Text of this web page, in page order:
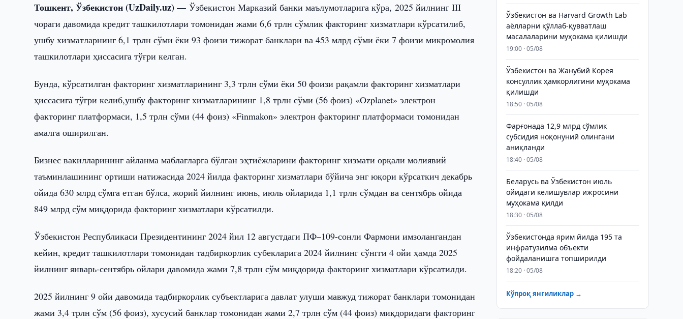
Тошкент, Ўзбекистон (UzDaily.uz) —Ўзбекистон Марказий банки маълумотларига кўра, 2025 йилнинг III
чораги давомида кредит ташкилотлари томонидан жами 6,6 трлн сўмлик факторинг хизматлари кўрсатилиб,
ушбу хизматларнинг 6,1 трлн сўми ёки 93 фоизи тижорат банклари ва 453 млрд сўми ёки 7 фоизи микромолия
ташкилотлари ҳиссасига тўғри келган.
Бунда, кўрсатилган факторинг хизматларининг 3,3 трлн сўми ёки 50 фоизи рақамли факторинг хизматлари
ҳиссасига тўғри келиб,ушбу факторинг хизматларининг 1,8 трлн сўми (56 фоиз) «Ozplanet» электрон
факторинг платформаси, 1,5 трлн сўми (44 фоиз) «Finmakon» электрон факторинг платформаси томонидан
амалга оширилган.
Бизнес вакилларининг айланма маблағларга бўлган эҳтиёжларини факторинг хизмати орқали молиявий
таъминлашининг ортиши натижасида 2024 йилда факторинг хизматлари бўйича энг юқори кўрсаткич декабрь
ойида 630 млрд сўмга етган бўлса, жорий йилнинг июнь, июль ойларида 1,1 трлн сўмдан ва сентябрь ойида
849 млрд сўм миқдорида факторинг хизматлари кўрсатилди.
Ўзбекистон Республикаси Президентининг 2024 йил 12 августдаги ПФ–109-сонли Фармони имзолангандан
кейин, кредит ташкилотлари томонидан тадбиркорлик субекларига 2024 йилнинг сўнгги 4 ойи ҳамда 2025
йилнинг январь-сентябрь ойлари давомида жами 7,8 трлн сўм миқдорида факторинг хизматлари кўрсатилди.
2025 йилнинг 9 ойи давомида тадбиркорлик субъектларига давлат улуши мавжуд тижорат банклари томонидан
жами 3,4 трлн сўм (56 фоиз), хусусий банклар томонидан жами 2,7 трлн сўм (44 фоиз) миқдоридаги факторинг
Ўзбекистон ва Harvard Growth Lab
аёлларни қўллаб-қувватлаш
масалаларини муҳокама қилишди
19:00 · 05/08
Ўзбекистон ва Жанубий Корея
консуллик ҳамкорлигини муҳокама
қилишди
18:50 · 05/08
Фарғонада 12,9 млрд сўмлик
субсидия ноқонуний олингани
аниқланди
18:40 · 05/08
Беларусь ва Ўзбекистон июль
ойидаги келишувлар ижросини
муҳокама қилди
18:30 · 05/08
Ўзбекистонда ярим йилда 195 та
инфратузилма объекти
фойдаланишга топширилди
18:20 · 05/08
Кўпроқ янгиликлар →